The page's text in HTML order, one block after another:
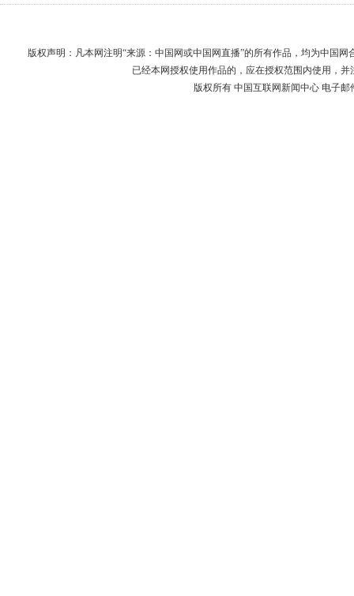
版权声明：凡本网注明“来源：中国网或中国网直播”的所有作品，均为中国
已经本网授权使用作品的，应在授权范围内使用，
版权所有 中国互联网新闻中心 电子邮